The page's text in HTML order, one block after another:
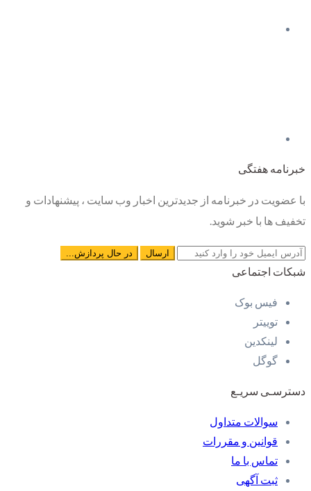
خبرنامه هفتگی
با عضویت در خبرنامه از جدیدترین اخبار وب سایت ، پیشنهادات و
تخفیف ها با خبر شوید.
شبکات اجتماعی
فیس بوک
توییتر
لینکدین
گوگل
دسترسـی سریـع
سوالات متداول
قوانین و مقررات
تماس با ما
ثبت آگهی